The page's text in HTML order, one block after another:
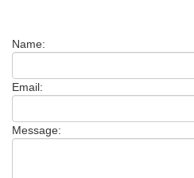
Name:
Email:
Message: